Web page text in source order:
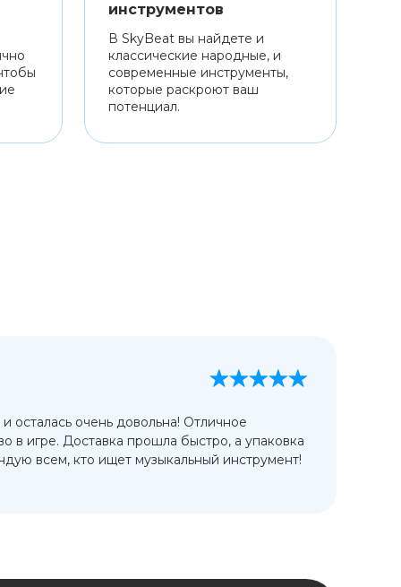
инструментов
В SkyBeat вы найдете и
классические народные, и
современные инструменты,
которые раскроют ваш
потенциал.
осталась очень довольна! Отличное
в игре. Доставка прошла быстро, а упаковка
всем, кто ищет музыкальный инструмент!